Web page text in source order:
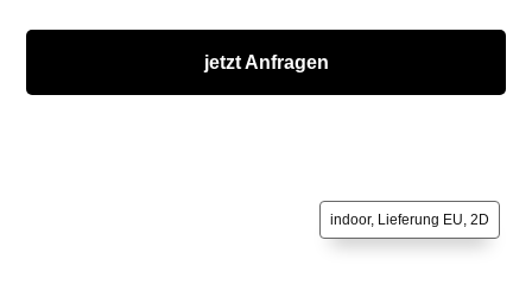
jetzt Anfragen
indoor, Lieferung EU, 2D